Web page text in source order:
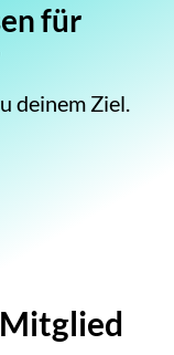
für
deinem Ziel.